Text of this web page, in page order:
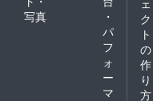
写真
・
パ
フ
ォ
ー
マ
ェ
ク
ト
の
作
り
方